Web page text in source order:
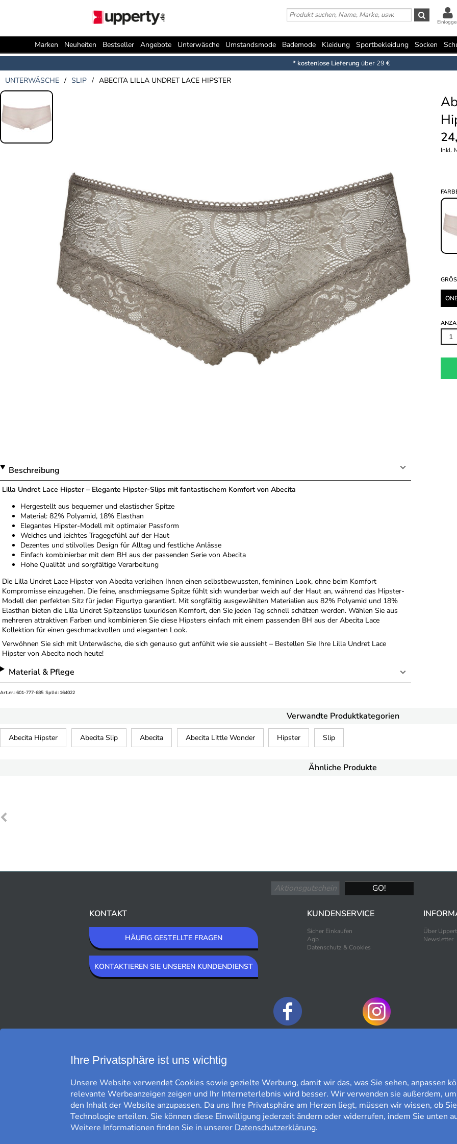
Marken Neuheiten Bestseller Angebote Unterwäsche Umstandsmode Bademode Kleidung Sportbekleidung Socken
* kostenlose Lieferung über 29 €
UNTERWÄSCHE / SLIP / ABECITA LILLA UNDRET LACE HIPSTER
Inkl.
Beschreibung
Lilla Undret Lace Hipster – Elegante Hipster-Slips mit fantastischem Komfort von Abecita
Hergestellt aus bequemer und elastischer Spitze
Material: 82% Polyamid, 18% Elasthan
Elegantes Hipster-Modell mit optimaler Passform
Weiches und leichtes Tragegefühl auf der Haut
Dezentes und stilvolles Design für Alltag und festliche Anlässe
Einfach kombinierbar mit dem BH aus der passenden Serie von Abecita
Hohe Qualität und sorgfältige Verarbeitung
Die Lilla Undret Lace Hipster von Abecita verleihen Ihnen einen selbstbewussten, femininen Look, ohne beim Komfort
Kompromisse einzugehen. Die feine, anschmiegsame Spitze fühlt sich wunderbar weich auf der Haut an, während das Hipster-
Modell den perfekten Sitz für jeden Figurtyp garantiert. Mit sorgfältig ausgewählten Materialien aus 82% Polyamid und 18%
Elasthan bieten die Lilla Undret Spitzenslips luxuriösen Komfort, den Sie jeden Tag schnell schätzen werden. Wählen Sie aus
mehreren attraktiven Farben und kombinieren Sie diese Hipsters einfach mit einem passenden BH aus der Abecita Lace
Kollektion für einen geschmackvollen und eleganten Look.
Verwöhnen Sie sich mit Unterwäsche, die sich genauso gut anfühlt wie sie aussieht – Bestellen Sie Ihre Lilla Undret Lace
Hipster von Abecita noch heute!
Material & Pflege
Art.nr.: 601-777-685 SplId: 164022
Verwandte Produktkategorien
Abecita Hipster Abecita Slip Abecita Abecita Little Wonder Hipster Slip
Ähnliche Produkte
KONTAKT
HÄUFIG GESTELLTE FRAGEN
KONTAKTIEREN SIE UNSEREN KUNDENDIENST
KUNDENSERVICE
Sicher Einkaufen
Agb
Datenschutz & Cookies
Über
Newsletter
Ihre Privatsphäre ist uns wichtig
Unsere Website verwendet Cookies sowie gezielte Werbung, damit wir das, was Sie sehen, anpassen
relevante Werbeanzeigen zeigen und Ihr Interneterlebnis wird besser. Wir verwenden sie außerdem,
den Inhalt der Website anzupassen. Da uns Ihre Privatsphäre am Herzen liegt, müssen wir wissen, ob
Technologie erteilen. Sie können diese Einwilligung jederzeit ändern oder widerrufen, indem Sie unten
Weitere Informationen finden Sie in unserer Datenschutzerklärung.